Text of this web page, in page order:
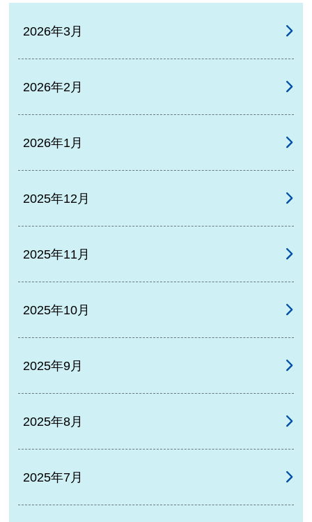
2026年3月
2026年2月
2026年1月
2025年12月
2025年11月
2025年10月
2025年9月
2025年8月
2025年7月